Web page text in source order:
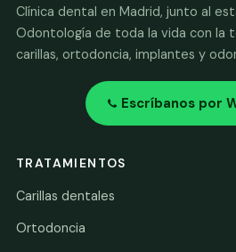
Clínica dental en Madrid, junto al
Odontología de toda la vida con la
carillas, ortodoncia, implantes y
Escríbanos por
TRATAMIENTOS
Carillas dentales
Ortodoncia